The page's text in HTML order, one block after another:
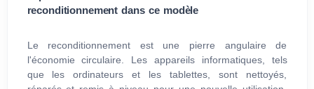
reconditionnement dans ce modèle
Le reconditionnement est une pierre angulaire de
l'économie circulaire. Les appareils informatiques, tels
que les ordinateurs et les tablettes, sont nettoyés,